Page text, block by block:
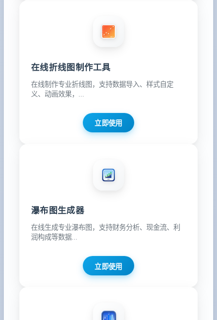
在线折线图制作工具
在线制作专业折线图，支持数据导入、样式自定
义、动画效果，...
立即使用
瀑布图生成器
在线生成专业瀑布图，支持财务分析、现金流、利
润构成等数据...
立即使用